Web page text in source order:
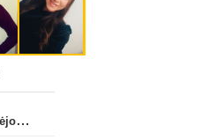
A. Skerla: „Ne tik gynėmės – norėjome atakuoti“